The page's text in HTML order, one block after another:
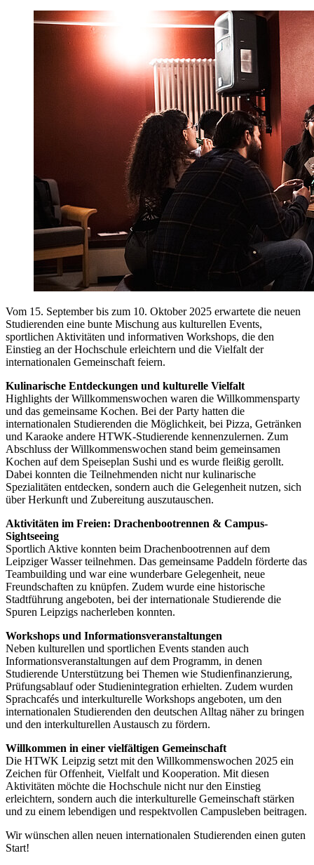
Vom 15. September bis zum 10. Oktober 2025 erwartete die neuen
Studierenden eine bunte Mischung aus kulturellen Events,
sportlichen Aktivitäten und informativen Workshops, die den
Einstieg an der Hochschule erleichtern und die Vielfalt der
internationalen Gemeinschaft feiern.
Kulinarische Entdeckungen und kulturelle Vielfalt
Highlights der Willkommenswochen waren die Willkommensparty
und das gemeinsame Kochen. Bei der Party hatten die
internationalen Studierenden die Möglichkeit, bei Pizza, Getränken
und Karaoke andere HTWK-Studierende kennenzulernen. Zum
Abschluss der Willkommenswochen stand beim gemeinsamen
Kochen auf dem Speiseplan Sushi und es wurde fleißig gerollt.
Dabei konnten die Teilnehmenden nicht nur kulinarische
Spezialitäten entdecken, sondern auch die Gelegenheit nutzen, sich
über Herkunft und Zubereitung auszutauschen.
Aktivitäten im Freien: Drachenbootrennen & Campus-
Sightseeing
Sportlich Aktive konnten beim Drachenbootrennen auf dem
Leipziger Wasser teilnehmen. Das gemeinsame Paddeln förderte das
Teambuilding und war eine wunderbare Gelegenheit, neue
Freundschaften zu knüpfen. Zudem wurde eine historische
Stadtführung angeboten, bei der internationale Studierende die
Spuren Leipzigs nacherleben konnten.
Workshops und Informationsveranstaltungen
Neben kulturellen und sportlichen Events standen auch
Informationsveranstaltungen auf dem Programm, in denen
Studierende Unterstützung bei Themen wie Studienfinanzierung,
Prüfungsablauf oder Studienintegration erhielten. Zudem wurden
Sprachcafés und interkulturelle Workshops angeboten, um den
internationalen Studierenden den deutschen Alltag näher zu bringen
und den interkulturellen Austausch zu fördern.
Willkommen in einer vielfältigen Gemeinschaft
Die HTWK Leipzig setzt mit den Willkommenswochen 2025 ein
Zeichen für Offenheit, Vielfalt und Kooperation. Mit diesen
Aktivitäten möchte die Hochschule nicht nur den Einstieg
erleichtern, sondern auch die interkulturelle Gemeinschaft stärken
und zu einem lebendigen und respektvollen Campusleben beitragen.
Wir wünschen allen neuen internationalen Studierenden einen guten
Start!